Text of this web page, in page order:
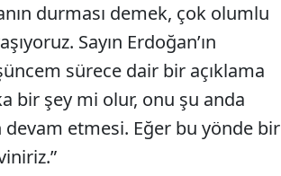
durması demek, çok olumlu
Sayın Erdoğan’ın
sürece dair bir açıklama
bir şey mi olur, onu şu anda
etmesi. Eğer bu yönde bir